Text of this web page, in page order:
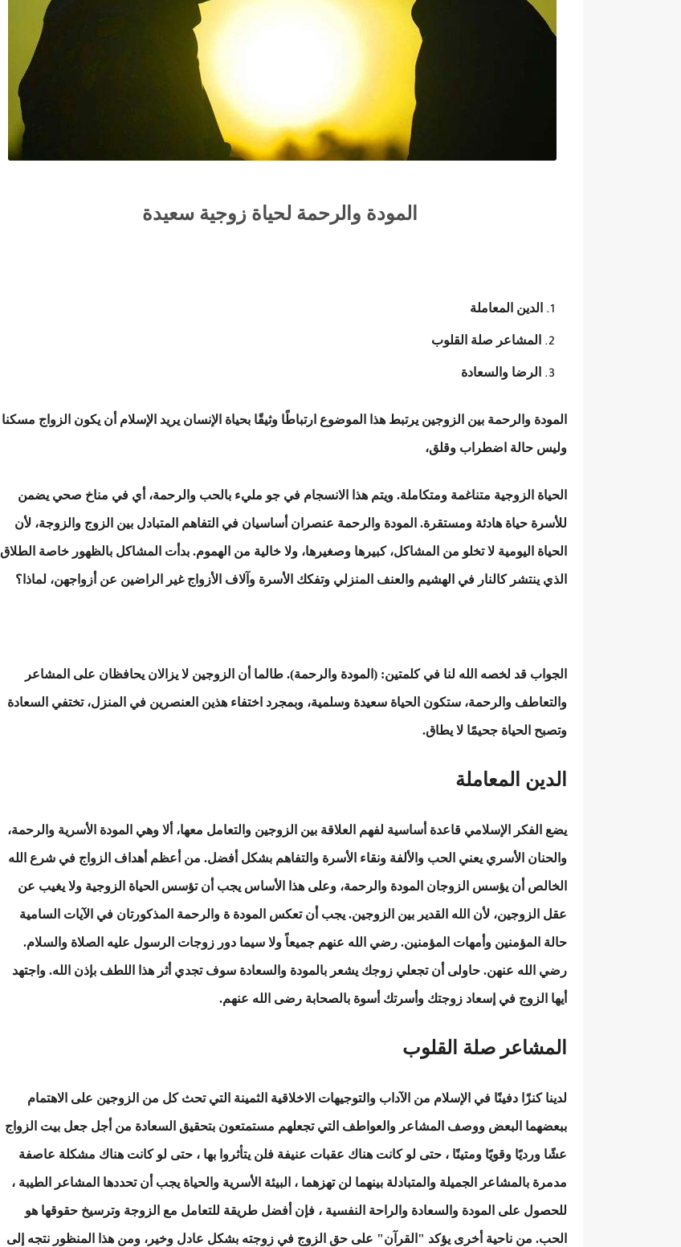
المودة والرحمة لحياة زوجية سعيدة
الدين المعاملة
المشاعر صلة القلوب
الرضا والسعادة
المودة والرحمة بين الزوجين يرتبط هذا الموضوع ارتباطًا وثيقًا بحياة الإنسان يريد الإسلام أن يكون الزواج مسكنا
وليس حالة اضطراب وقلق،
الحياة الزوجية متناغمة ومتكاملة. ويتم هذا الانسجام في جو مليء بالحب والرحمة، أي في مناخ صحي يضمن
للأسرة حياة هادئة ومستقرة. المودة والرحمة عنصران أساسيان في التفاهم المتبادل بين الزوج والزوجة، لأن
الحياة اليومية لا تخلو من المشاكل، كبيرها وصغيرها، ولا خالية من الهموم. بدأت المشاكل بالظهور خاصة الطلاق
الذي ينتشر كالنار في الهشيم والعنف المنزلي وتفكك الأسرة وآلاف الأزواج غير الراضين عن أزواجهن، لماذا؟
الجواب قد لخصه الله لنا في كلمتين: (المودة والرحمة). طالما أن الزوجين لا يزالان يحافظان على المشاعر
والتعاطف والرحمة، ستكون الحياة سعيدة وسلمية، وبمجرد اختفاء هذين العنصرين في المنزل، تختفي السعادة
وتصبح الحياة جحيمًا لا يطاق.
الدين المعاملة
يضع الفكر الإسلامي قاعدة أساسية لفهم العلاقة بين الزوجين والتعامل معها، ألا وهي المودة الأسرية والرحمة،
والحنان الأسري يعني الحب والألفة ونقاء الأسرة والتفاهم بشكل أفضل. من أعظم أهداف الزواج في شرع الله
الخالص أن يؤسس الزوجان المودة والرحمة، وعلى هذا الأساس يجب أن تؤسس الحياة الزوجية ولا يغيب عن
عقل الزوجين، لأن الله القدير بين الزوجين. يجب أن تعكس المودة ة والرحمة المذكورتان في الآيات السامية
حالة المؤمنين وأمهات المؤمنين. رضي الله عنهم جميعاً ولا سيما دور زوجات الرسول عليه الصلاة والسلام.
رضي الله عنهن. حاولى أن تجعلي زوجك يشعر بالمودة والسعادة سوف تجدي أثر هذا اللطف بإذن الله. واجتهد
أيها الزوج في إسعاد زوجتك وأسرتك أسوة بالصحابة رضى الله عنهم.
المشاعر صلة القلوب
لدينا كنزًا دفينًا في الإسلام من الآداب والتوجيهات الاخلاقية الثمينة التي تحث كل من الزوجين على الاهتمام
ببعضهما البعض ووصف المشاعر والعواطف التي تجعلهم مستمتعون بتحقيق السعادة من أجل جعل بيت الزواج
عشًا ورديًا وقويًا ومتينًا ، حتى لو كانت هناك عقبات عنيفة فلن يتأثروا بها ، حتى لو كانت هناك مشكلة عاصفة
مدمرة بالمشاعر الجميلة والمتبادلة بينهما لن تهزهما ، البيئة الأسرية والحياة يجب أن تحددها المشاعر الطيبة ،
للحصول على المودة والسعادة والراحة النفسية ، فإن أفضل طريقة للتعامل مع الزوجة وترسيخ حقوقها هو
الحب. من ناحية أخرى يؤكد "القرآن" على حق الزوج في زوجته بشكل عادل وخير، ومن هذا المنظور نتجه إلى